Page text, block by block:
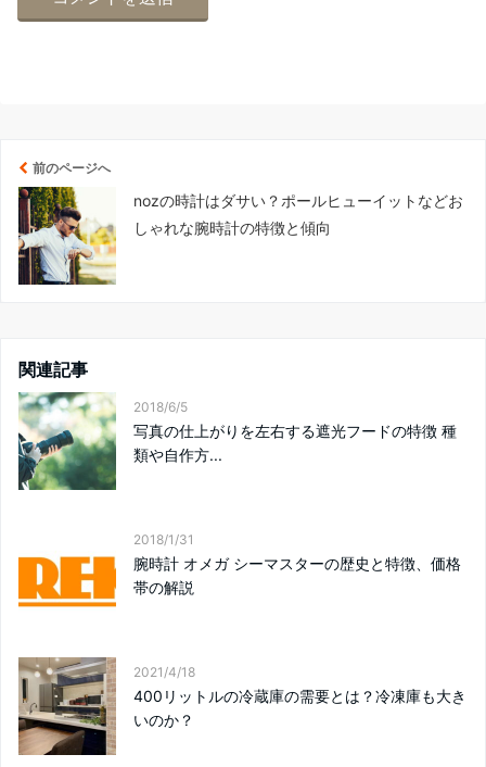
前のページへ
nozの時計はダサい？ポールヒューイットなどお
しゃれな腕時計の特徴と傾向
関連記事
2018/6/5
写真の仕上がりを左右する遮光フードの特徴 種
類や自作方...
2018/1/31
腕時計 オメガ シーマスターの歴史と特徴、価格
帯の解説
2021/4/18
400リットルの冷蔵庫の需要とは？冷凍庫も大き
いのか？